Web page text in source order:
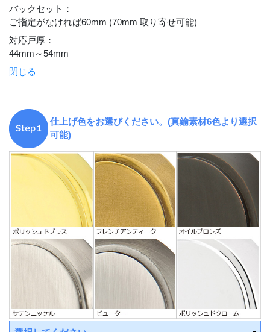
バックセット ：
ご指定がなければ60mm (70mm 取り寄せ可能)
対応戸厚 ：
44mm～54mm
閉じる
仕上げ色をお選びください。(真鍮素材6色より選択
可能)